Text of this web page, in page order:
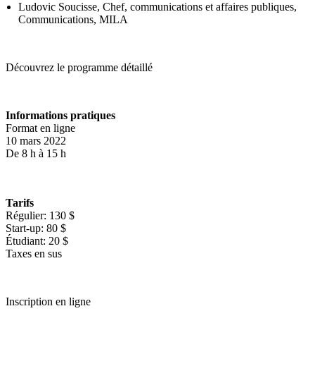
Ludovic Soucisse, Chef, communications et affaires publiques,
Communications, MILA
Découvrez le programme détaillé
Informations pratiques
Format en ligne
10 mars 2022
De 8 h à 15 h
Tarifs
Régulier: 130 $
Start-up: 80 $
Étudiant: 20 $
Taxes en sus
Inscription en ligne